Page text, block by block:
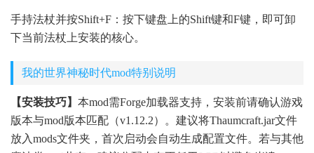
手持法杖并按Shift+F：按下键盘上的Shift键和F键，即可卸
下当前法杖上安装的核心。
我的世界神秘时代mod特别说明
【安装技巧】 本mod需Forge加载器支持，安装前请确认游戏
版本与mod版本匹配（v1.12.2）。建议将Thaumcraft.jar文件
放入mods文件夹，首次启动会自动生成配置文件。若与其他